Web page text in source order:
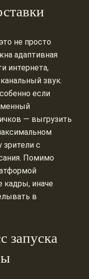
не просто
адаптивная
интернета,
звук.
если
— выгрузить
зрители с
Помимо
иначе
в
запуска